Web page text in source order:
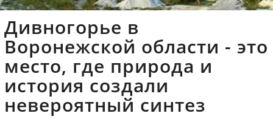
Дивногорье в
Воронежской области - это
место, где природа и
история создали
невероятный синтез